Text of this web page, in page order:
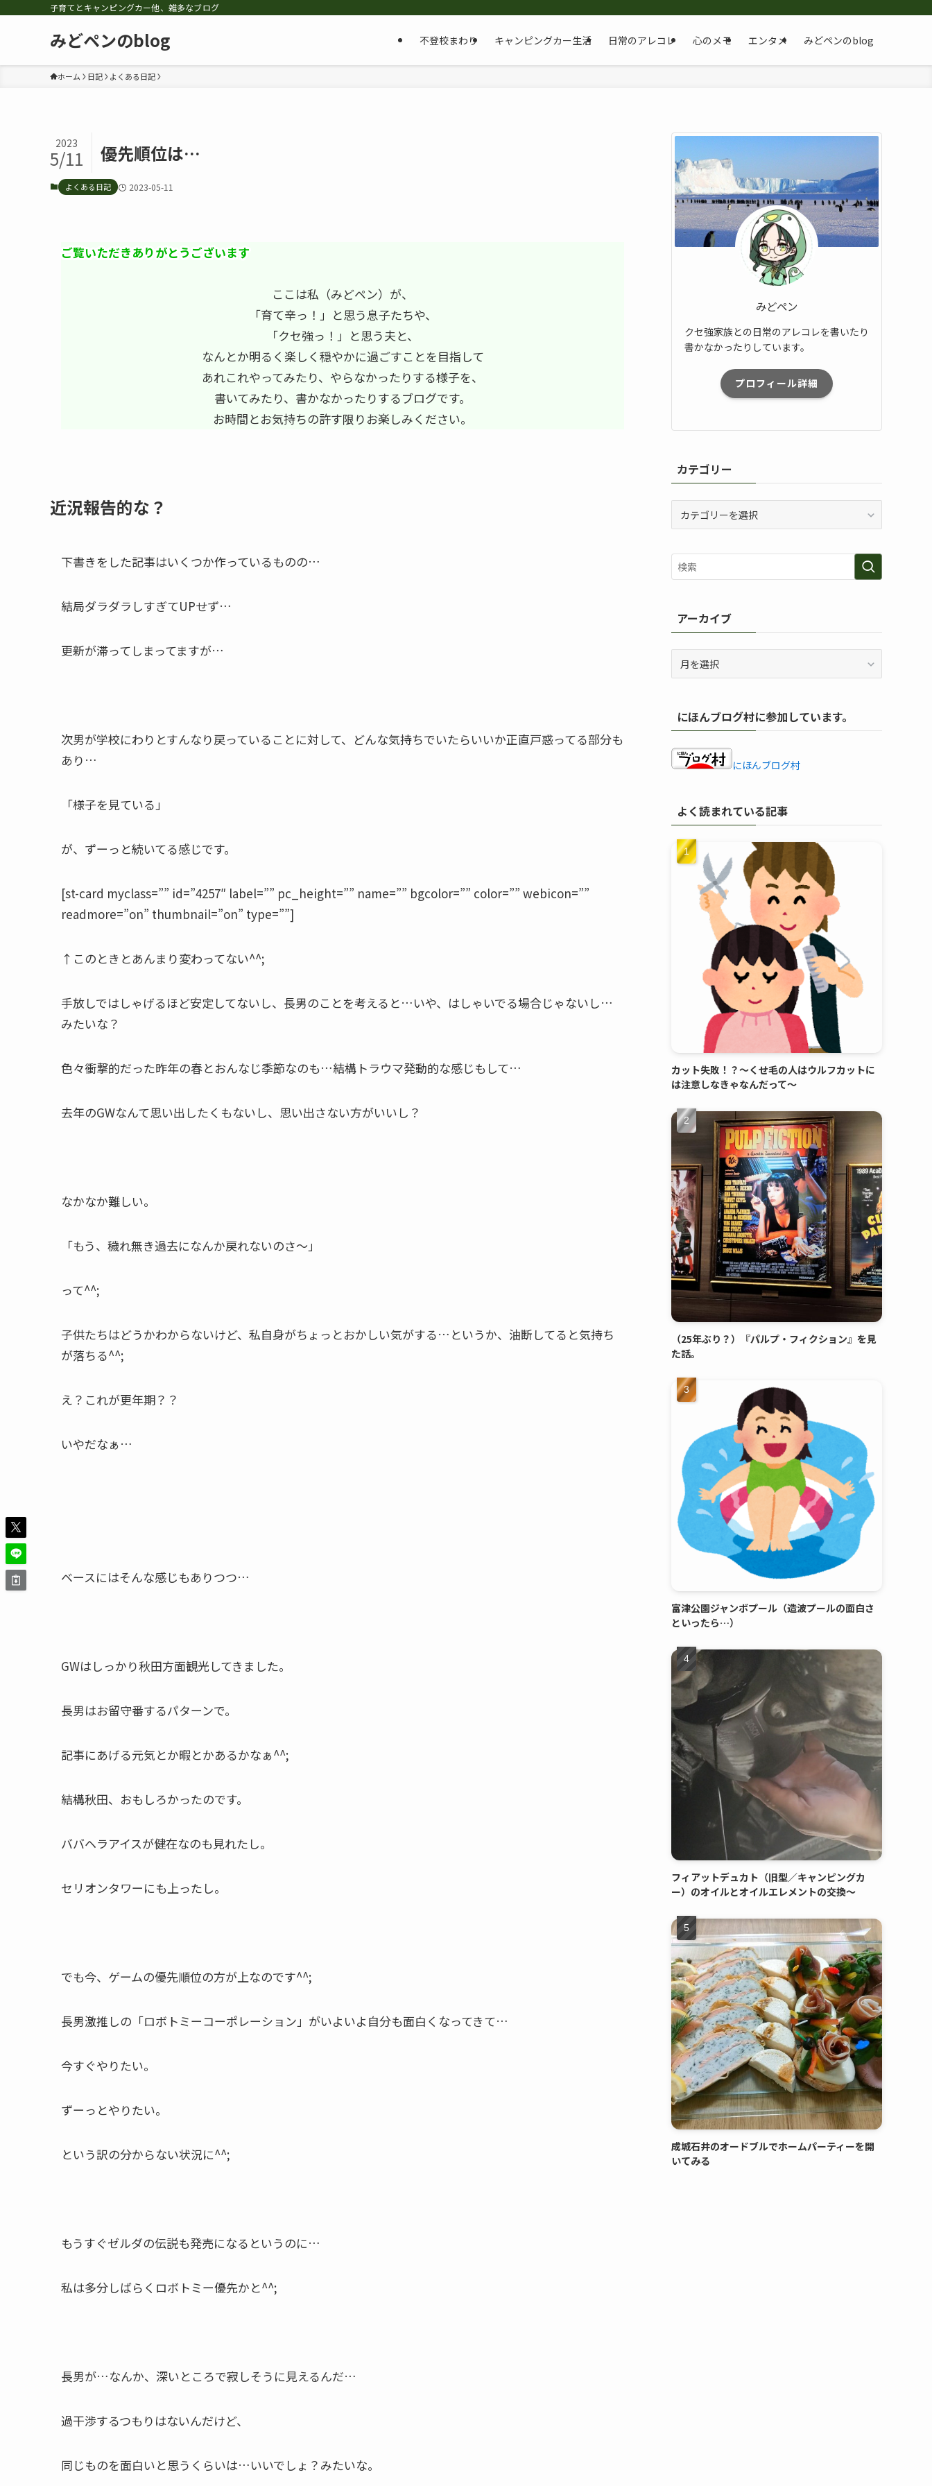
子育てとキャンピングカー他、雑多なブログ
みどペンのblog 不登校まわり キャンピングカー生活 日常のアレコレ 心のメモ エンタメ みどペンのblog
ホーム 日記 よくある日記
優先順位は…
2023
5/11
よくある日記 2023-05-11
ご覧いただきありがとうございます
ここは私（みどペン）が、
「育て辛っ！」と思う息子たちや、
「クセ強っ！」と思う夫と、
なんとか明るく楽しく穏やかに過ごすことを目指して
あれこれやってみたり、やらなかったりする様子を、
書いてみたり、書かなかったりするブログです。
お時間とお気持ちの許す限りお楽しみください。
近況報告的な？
下書きをした記事はいくつか作っているものの…
結局ダラダラしすぎてUPせず…
更新が滞ってしまってますが…
次男が学校にわりとすんなり戻っていることに対して、どんな気持ちでいたらいいか正直戸惑ってる部分も
あり…
「様子を見ている」
が、ずーっと続いてる感じです。
[st-card myclass=”” id=”4257″ label=”” pc_height=”” name=”” bgcolor=”” color=”” webicon=””
readmore=”on” thumbnail=”on” type=””]
↑このときとあんまり変わってない^^;
手放しではしゃげるほど安定してないし、長男のことを考えると…いや、はしゃいでる場合じゃないし…
みたいな？
色々衝撃的だった昨年の春とおんなじ季節なのも…結構トラウマ発動的な感じもして…
去年のGWなんて思い出したくもないし、思い出さない方がいいし？
なかなか難しい。
「もう、穢れ無き過去になんか戻れないのさ～」
って^^;
子供たちはどうかわからないけど、私自身がちょっとおかしい気がする…というか、油断してると気持ち
が落ちる^^;
え？これが更年期？？
いやだなぁ…
ベースにはそんな感じもありつつ…
GWはしっかり秋田方面観光してきました。
長男はお留守番するパターンで。
記事にあげる元気とか暇とかあるかなぁ^^;
結構秋田、おもしろかったのです。
ババヘラアイスが健在なのも見れたし。
セリオンタワーにも上ったし。
でも今、ゲームの優先順位の方が上なのです^^;
長男激推しの「ロボトミーコーポレーション」がいよいよ自分も面白くなってきて…
今すぐやりたい。
ずーっとやりたい。
という訳の分からない状況に^^;
もうすぐゼルダの伝説も発売になるというのに…
私は多分しばらくロボトミー優先かと^^;
長男が…なんか、深いところで寂しそうに見えるんだ…
過干渉するつもりはないんだけど、
同じものを面白いと思うくらいは…いいでしょ？みたいな。
みどペン
クセ強家族との日常のアレコレを書いたり
書かなかったりしています。
プロフィール詳細
カテゴリー
リ
ー
アーカイブ
ブにほんブログ村に参加しています。
にほんブログ村
よく読まれている記事
カット失敗！？～くせ毛の人はウルフカットに
は注意しなきゃなんだって～
（25年ぶり？）『パルプ・フィクション』を見
た話。
富津公園ジャンボプール（造波プールの面白さ
といったら…）
フィアットデュカト（旧型／キャンピングカ
ー）のオイルとオイルエレメントの交換～
成城石井のオードブルでホームパーティーを開
いてみる